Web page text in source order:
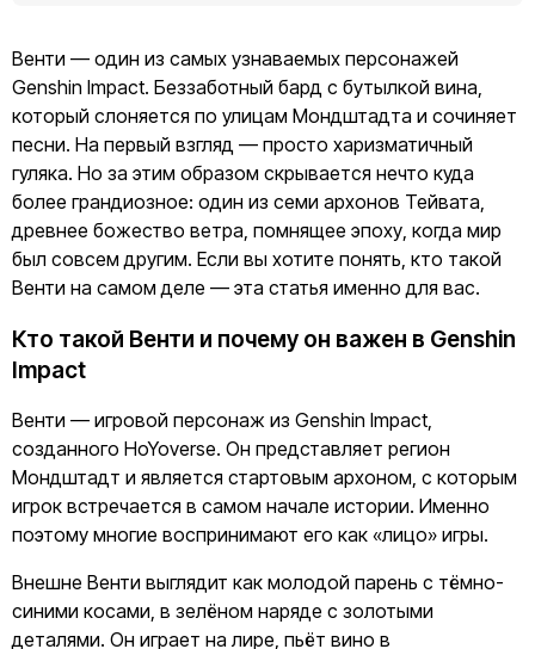
Венти — один из самых узнаваемых персонажей
Genshin Impact. Беззаботный бард с бутылкой вина,
который слоняется по улицам Мондштадта и сочиняет
песни. На первый взгляд — просто харизматичный
гуляка. Но за этим образом скрывается нечто куда
более грандиозное: один из семи архонов Тейвата,
древнее божество ветра, помнящее эпоху, когда мир
был совсем другим. Если вы хотите понять, кто такой
Венти на самом деле — эта статья именно для вас.
Кто такой Венти и почему он важен в Genshin
Impact
Венти — игровой персонаж из Genshin Impact,
созданного HoYoverse. Он представляет регион
Мондштадт и является стартовым архоном, с которым
игрок встречается в самом начале истории. Именно
поэтому многие воспринимают его как «лицо» игры.
Внешне Венти выглядит как молодой парень с тёмно-
синими косами, в зелёном наряде с золотыми
деталями. Он играет на лире, пьёт вино в